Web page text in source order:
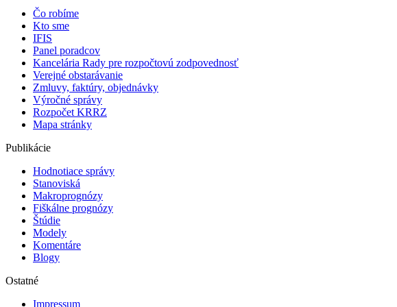
Čo robíme
Kto sme
IFIS
Panel poradcov
Kancelária Rady pre rozpočtovú zodpovednosť
Verejné obstarávanie
Zmluvy, faktúry, objednávky
Výročné správy
Rozpočet KRRZ
Mapa stránky
Publikácie
Hodnotiace správy
Stanoviská
Makroprognózy
Fiškálne prognózy
Štúdie
Modely
Komentáre
Blogy
Ostatné
Impressum